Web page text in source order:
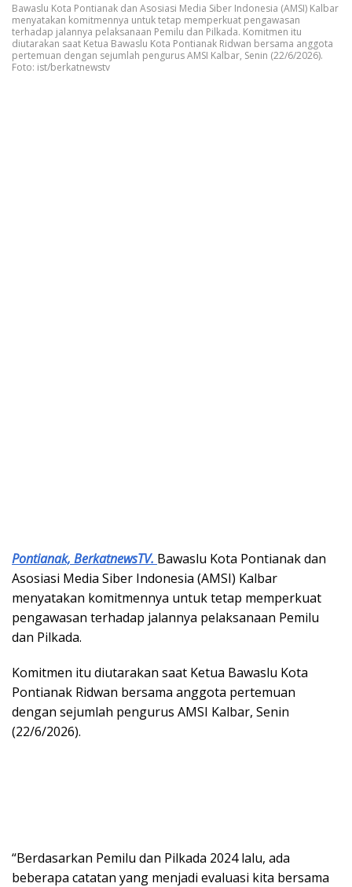
Bawaslu Kota Pontianak dan Asosiasi Media Siber Indonesia (AMSI) Kalbar
menyatakan komitmennya untuk tetap memperkuat pengawasan
terhadap jalannya pelaksanaan Pemilu dan Pilkada. Komitmen itu
diutarakan saat Ketua Bawaslu Kota Pontianak Ridwan bersama anggota
pertemuan dengan sejumlah pengurus AMSI Kalbar, Senin (22/6/2026).
Foto: ist/berkatnewstv
Pontianak, BerkatnewsTV. Bawaslu Kota Pontianak dan
Asosiasi Media Siber Indonesia (AMSI) Kalbar
menyatakan komitmennya untuk tetap memperkuat
pengawasan terhadap jalannya pelaksanaan Pemilu
dan Pilkada.
Komitmen itu diutarakan saat Ketua Bawaslu Kota
Pontianak Ridwan bersama anggota pertemuan
dengan sejumlah pengurus AMSI Kalbar, Senin
(22/6/2026).
“Berdasarkan Pemilu dan Pilkada 2024 lalu, ada
beberapa catatan yang menjadi evaluasi kita bersama